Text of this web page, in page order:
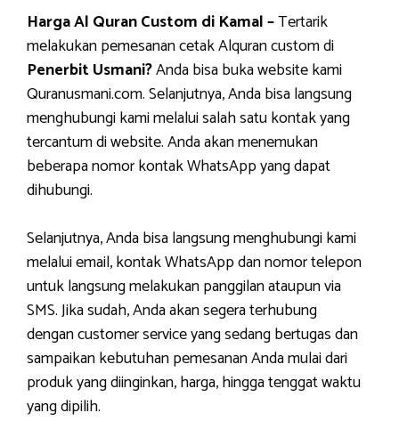
Harga Al Quran Custom di Kamal –Tertarik
melakukan pemesanan cetak Alquran custom di
Penerbit Usmani?Anda bisa buka website kami
Quranusmani.com. Selanjutnya, Anda bisa langsung
menghubungi kami melalui salah satu kontak yang
tercantum di website. Anda akan menemukan
beberapa nomor kontak WhatsApp yang dapat
dihubungi.
Selanjutnya, Anda bisa langsung menghubungi kami
melalui email, kontak WhatsApp dan nomor telepon
untuk langsung melakukan panggilan ataupun via
SMS. Jika sudah, Anda akan segera terhubung
dengan customer service yang sedang bertugas dan
sampaikan kebutuhan pemesanan Anda mulai dari
produk yang diinginkan, harga, hingga tenggat waktu
yang dipilih.